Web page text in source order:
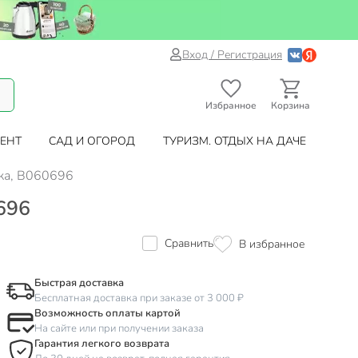
Вход / Регистрация
Избранное Корзина
САД И ОГОРОД ТУРИЗМ. ОТДЫХ НА ДАЧЕ
B060696
Сравнить В избранное
Быстрая доставка
Бесплатная доставка при заказе от 3 000 ₽
Возможность оплаты картой
На сайте или при получении заказа
Гарантия легкого возврата